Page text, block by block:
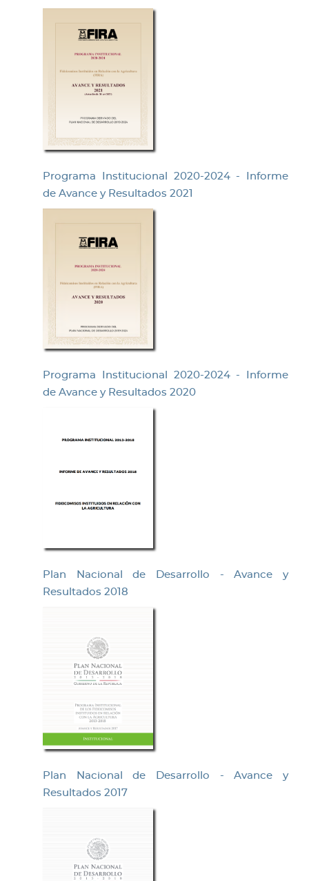
Programa Institucional 2020-2024 - Informe
de Avance y Resultados 2021
Programa Institucional 2020-2024 - Informe
de Avance y Resultados 2020
Plan Nacional de Desarrollo - Avance y
Resultados 2018
Plan Nacional de Desarrollo - Avance y
Resultados 2017